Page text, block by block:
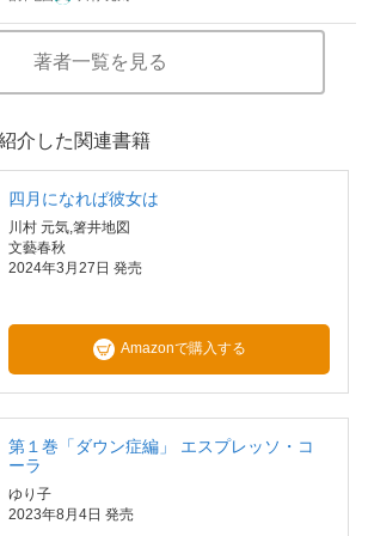
著者一覧を見る
介した関連書籍
四月になれば彼女は
川村 元気,箸井地図
文藝春秋
2024年3月27日 発売
Amazonで購入する
第１巻「ダウン症編」 エスプレッソ・コ
ーラ
ゆり子
2023年8月4日 発売